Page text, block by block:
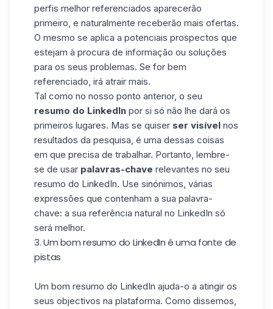
perfis melhor referenciados aparecerão
primeiro, e naturalmente receberão mais ofertas.
O mesmo se aplica a potenciais prospectos que
estejam à procura de informação ou soluções
para os seus problemas. Se for bem
referenciado, irá atrair mais.
Tal como no nosso ponto anterior, o seu
resumo do LinkedIn por si só não lhe dará os
primeiros lugares. Mas se quiser ser visível nos
resultados da pesquisa, é uma dessas coisas
em que precisa de trabalhar. Portanto, lembre-
se de usar palavras-chave relevantes no seu
resumo do LinkedIn. Use sinónimos, várias
expressões que contenham a sua palavra-
chave: a sua referência natural no LinkedIn só
será melhor.
3. Um bom resumo do LinkedIn é uma fonte de
pistas
Um bom resumo do LinkedIn ajuda-o a atingir os
seus objectivos na plataforma. Como dissemos,